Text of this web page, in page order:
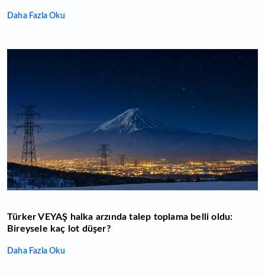
Daha Fazla Oku
Türker VEYAŞ halka arzında talep toplama belli oldu:
Bireysele kaç lot düşer?
Daha Fazla Oku